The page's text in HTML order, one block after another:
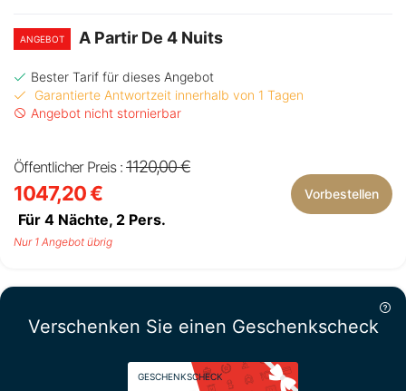
ANGEBOT A Partir De 4 Nuits
Bester Tarif für dieses Angebot
Garantierte Antwortzeit innerhalb von 1 Tagen
Angebot nicht stornierbar
Öffentlicher Preis : 1120,00 €
1047,20 €
Für 4 Nächte, 2 Pers.
Vorbestellen
Nur 1 Angebot übrig
Verschenken Sie einen Geschenkscheck
GESCHENKSCHECK